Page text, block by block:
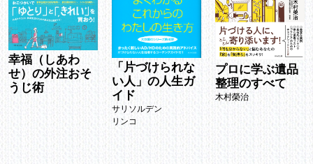
幸福（しあわ
せ）の外注おそ
うじ術
「片づけられな
い人」の人生ガ
イド
サリソルデン
リンコ
プロに学ぶ遺品
整理のすべて
木村榮治